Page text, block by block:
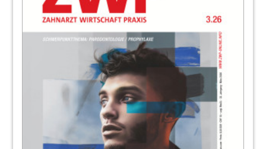
„Wir haben nicht nur hygienisch
einwandfreies Wasser, sondern sparen
gleichzeitig bares Geld.“
Mit digitaler Volumentomografie in die
interdisziplinäre Zukunft
Marion Güntzel
Diamantinstrumente: die wertvollsten
Mitarbeiter